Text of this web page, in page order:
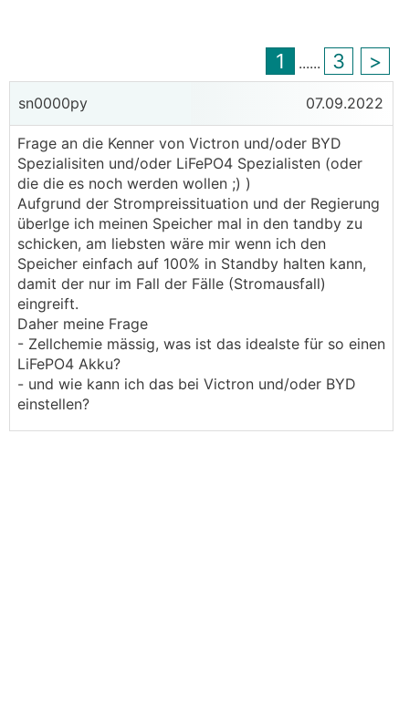
1 ...... 3 >
sn0000py 07.09.2022
Frage an die Kenner von Victron und/oder BYD
Spezialisiten und/oder LiFePO4 Spezialisten (oder
die die es noch werden wollen ;) )
Aufgrund der Strompreissituation und der Regierung
überlge ich meinen Speicher mal in den tandby zu
schicken, am liebsten wäre mir wenn ich den
Speicher einfach auf 100% in Standby halten kann,
damit der nur im Fall der Fälle (Stromausfall)
eingreift.
Daher meine Frage
- Zellchemie mässig, was ist das idealste für so einen
LiFePO4 Akku?
- und wie kann ich das bei Victron und/oder BYD
einstellen?